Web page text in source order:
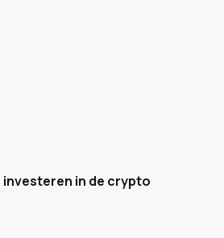
investeren in de crypto